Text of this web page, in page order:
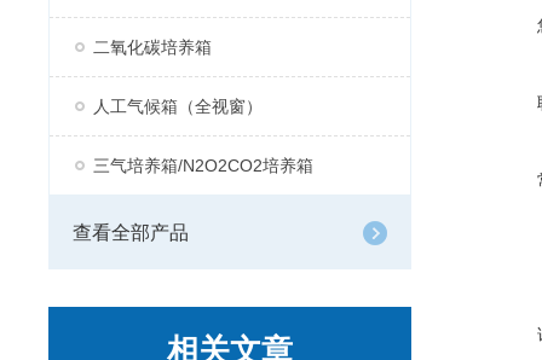
二氧化碳培养箱
人工气候箱（全视窗）
三气培养箱/N2O2CO2培养箱
查看全部产品
相关文章